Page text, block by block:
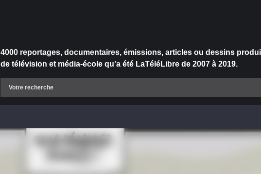
4000 reportages, documentaires, émissions, articles ou dessins
de télévision et média-école qu’a été LaTéléLibre de 2007 à 2019.